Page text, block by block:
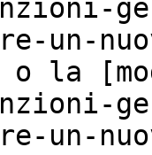
un-
o la
un-